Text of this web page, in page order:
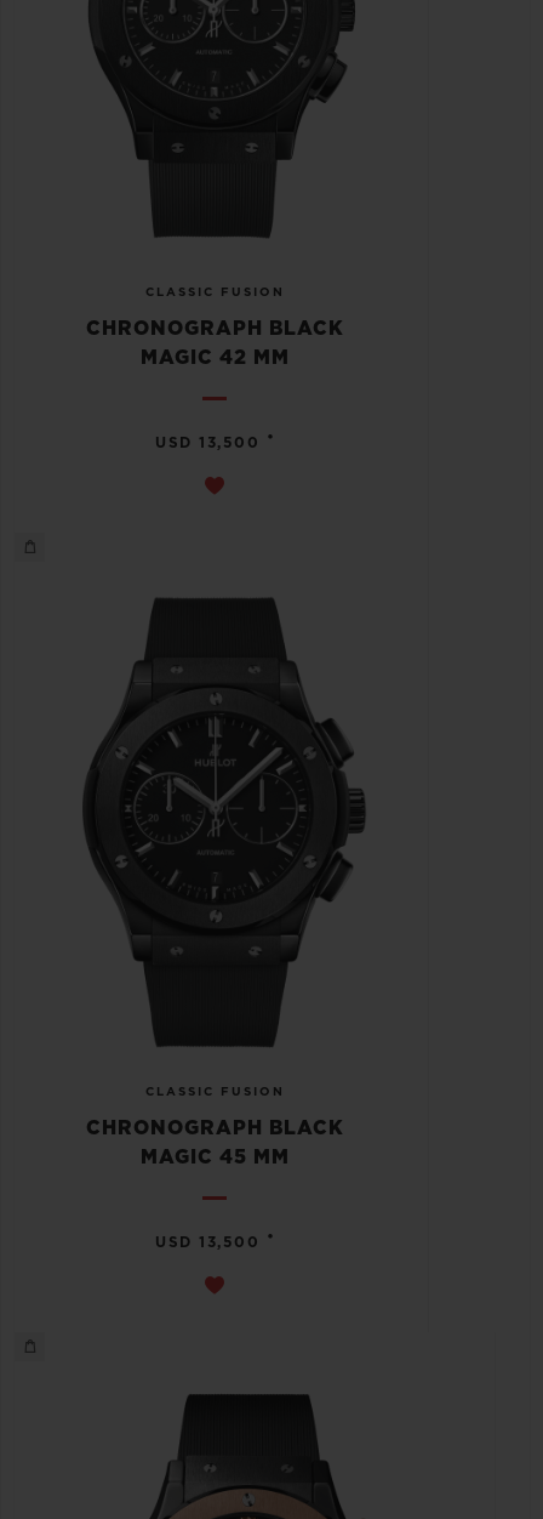
CLASSIC FUSION
CHRONOGRAPH BLACK
MAGIC 42 MM
USD 13,500 •
CLASSIC FUSION
CHRONOGRAPH BLACK
MAGIC 45 MM
USD 13,500 •